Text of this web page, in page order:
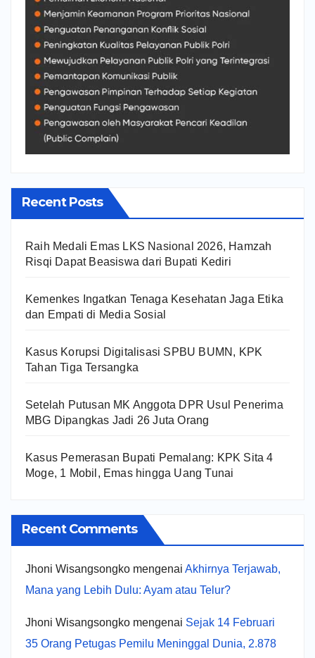
Recent Posts
Raih Medali Emas LKS Nasional 2026, Hamzah
Risqi Dapat Beasiswa dari Bupati Kediri
Kemenkes Ingatkan Tenaga Kesehatan Jaga Etika
dan Empati di Media Sosial
Kasus Korupsi Digitalisasi SPBU BUMN, KPK
Tahan Tiga Tersangka
Setelah Putusan MK Anggota DPR Usul Penerima
MBG Dipangkas Jadi 26 Juta Orang
Kasus Pemerasan Bupati Pemalang: KPK Sita 4
Moge, 1 Mobil, Emas hingga Uang Tunai
Recent Comments
Jhoni Wisangsongko mengenai Akhirnya Terjawab,
Mana yang Lebih Dulu: Ayam atau Telur?
Jhoni Wisangsongko mengenai Sejak 14 Februari
35 Orang Petugas Pemilu Meninggal Dunia, 2.878